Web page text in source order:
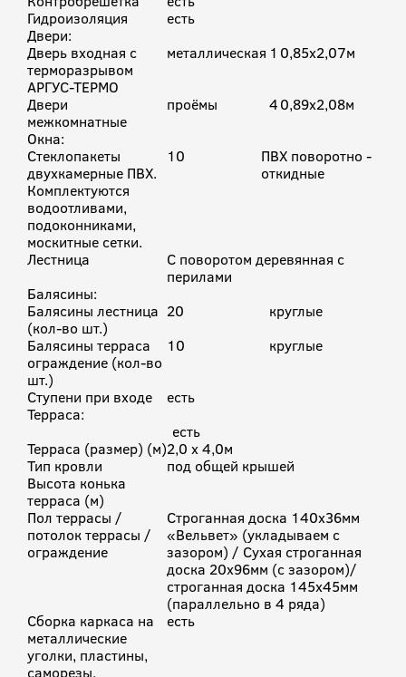
Гидроизоляция
есть
Двери:
Дверь входная с
терморазрывом
АРГУС-ТЕРМО
металлическая 1 0,85х2,07м
Двери
межкомнатные
проёмы 40,89х2,08м
Окна:
Стеклопакеты
двухкамерные ПВХ.
Комплектуются
водоотливами,
подоконниками,
москитные сетки.
10
ПВХ поворотно -
откидные
Лестница
С поворотом деревянная с
перилами
Балясины:
Балясины лестница
(кол-во шт.)
20
круглые
Балясины терраса
ограждение (кол-во
шт.)
10 круглые
Ступени при входе
есть
Терраса:
есть
Терраса (размер) (м)2,0 х 4,0м
Тип кровли
под общей крышей
Высота конька
терраса (м)
Пол террасы /
потолок террасы /
ограждение
Строганная доска 140х36мм
«Вельвет» (укладываем с
зазором) / Сухая строганная
доска 20х96мм (с зазором)/
строганная доска 145х45мм
(параллельно в 4 ряда)
Сборка каркаса на
металлические
уголки, пластины,
саморезы.
есть